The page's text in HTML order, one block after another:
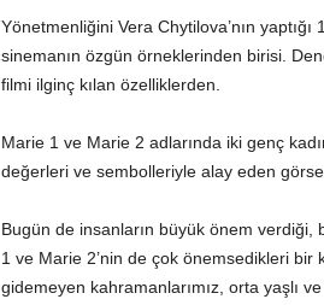
Yönetmenliğini Vera Chytilova’nın
sinemanın özgün örneklerinden birisi.
filmi ilginç kılan özelliklerden.
Marie 1 ve Marie 2 adlarında iki genç
değerleri ve sembolleriyle alay eden
Bugün de insanların büyük önem verdiği,
1 ve Marie 2’nin de çok önemsedikleri bir
gidemeyen kahramanlarımız, orta yaşlı